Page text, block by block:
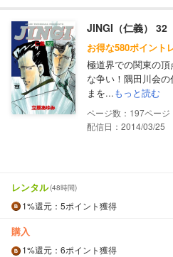
JINGI（仁義） 32
お得な580ポイント
極道界での関東の
な争い！隅田川会
まを...もっと読む
197
配信日：2014/03/25
レンタル(48時間)
1%還元 ：5ポイント獲得
購入
1%還元 ：6ポイント獲得